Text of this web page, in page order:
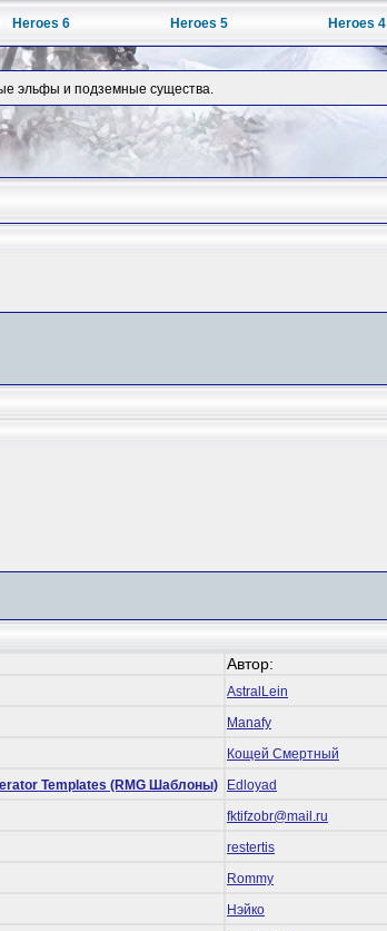
Heroes 6 Heroes 5 Heroes 4
эльфы и подземные существа.
Автор:
AstralLein
Manafy
Кощей Смертный
Templates (RMG Шаблоны)
Edloyad
fktifzobr@mail.ru
restertis
Rommy
Нэйко